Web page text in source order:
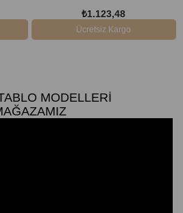
₺1.123,48
Ücretsiz Kargo
MODELLERI